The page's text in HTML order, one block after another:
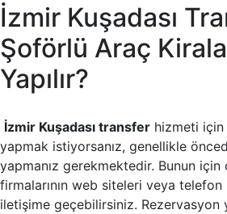
İzmir Kuşadası
Şoförlü Araç
Yapılır?
İzmir Kuşadası transfer hizmeti
yapmak istiyorsanız, genellikle
yapmanız gerekmektedir. Bunun
firmalarının web siteleri veya telefon
iletişime geçebilirsiniz. Rezervasyon